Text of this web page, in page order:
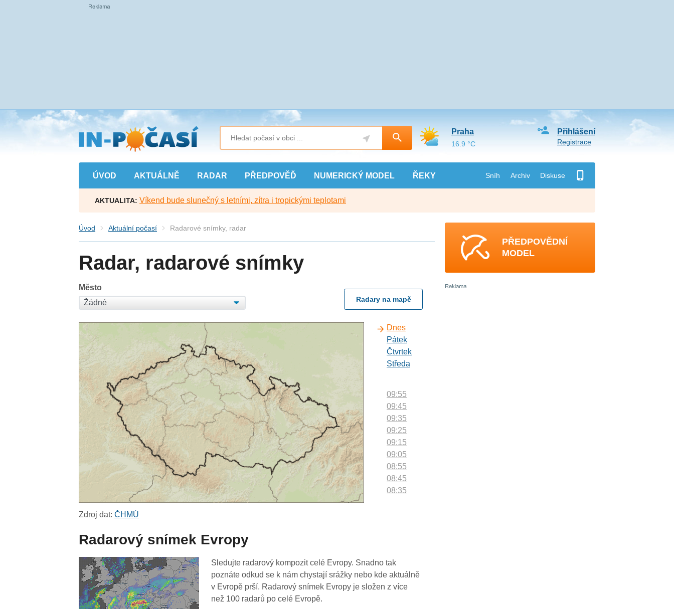
Přejít
na
hlavní
obsah
ÚVOD AKTUÁLNĚ RADAR PŘEDPOVĚĎ NUMERICKÝ MODEL ŘEKY Sníh Archiv Diskuse
Přihlášení
Registrace
Praha
16.9 °C
AKTUALITA: Víkend bude slunečný s letními, zítra i tropickými teplotami
Úvod Aktuální počasí Radarové snímky, radar
Radar, radarové snímky
Město
Radary na mapě
Dnes
Pátek
Čtvrtek
Středa
09:55
09:45
09:35
09:25
09:15
09:05
08:55
08:45
08:35
07:35
07:25
07:15
Zdroj dat:ČHMÚ
Radarový snímek Evropy
Sledujte radarový kompozit celé Evropy. Snadno tak
poznáte odkud se k nám chystají srážky nebo kde aktuálně
v Evropě prší. Radarový snímek Evropy je složen z více
než 100 radarů po celé Evropě.
PŘEDPOVĚDNÍ
MODEL